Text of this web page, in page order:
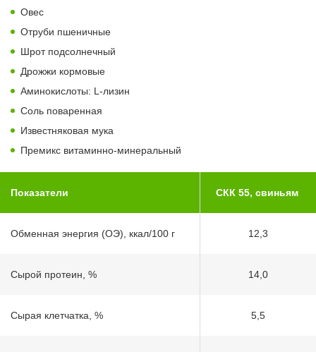
Овес
Отруби пшеничные
Шрот подсолнечный
Дрожжи кормовые
Аминокислоты: L-лизин
Соль поваренная
Известняковая мука
Премикс витаминно-минеральный
Показатели СКК 55, свиньям
Обменная энергия (ОЭ), ккал/100 г 12,3
Сырой протеин, % 14,0
Сырая клетчатка, % 5,5